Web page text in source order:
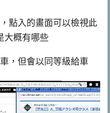
點入的畫面可以檢視此
大概有哪些
，但會以同等級給車